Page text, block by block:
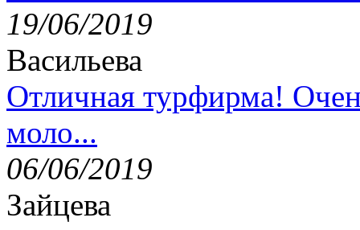
19/06/2019
Васильева
Отличная турфирма!
моло...
06/06/2019
Зайцева